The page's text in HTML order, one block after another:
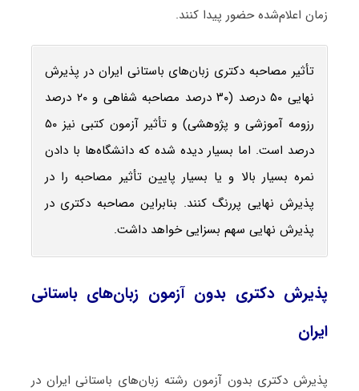
زمان اعلام‌شده حضور پیدا کنند.
تأثیر مصاحبه دکتری زبان‌های باستانی ایران در پذیرش
نهایی ۵۰ درصد (۳۰ درصد مصاحبه شفاهی و ۲۰ درصد
رزومه آموزشی و پژوهشی) و تأثیر آزمون کتبی نیز ۵۰
درصد است. اما بسیار دیده شده که دانشگاه‌ها با دادن
نمره بسیار بالا و یا بسیار پایین تأثیر مصاحبه را در
پذیرش نهایی پررنگ کنند. بنابراین مصاحبه دکتری در
پذیرش نهایی سهم بسزایی خواهد داشت.
پذیرش دکتری بدون آزمون زبان‌های باستانی
ایران
پذیرش دکتری بدون آزمون رشته زبان‌های باستانی ایران در